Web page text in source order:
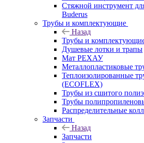
Стяжной инструмент
Buderus
Трубы и комплектующие
Назад
Трубы и
Душевые лотки и трапы
Мат РЕХАУ
Металлопластиковые
Теплоизолированные
(ECOFLEX)
Трубы из сшитого
Трубы
Распределительные
Запчасти
Назад
Запчасти